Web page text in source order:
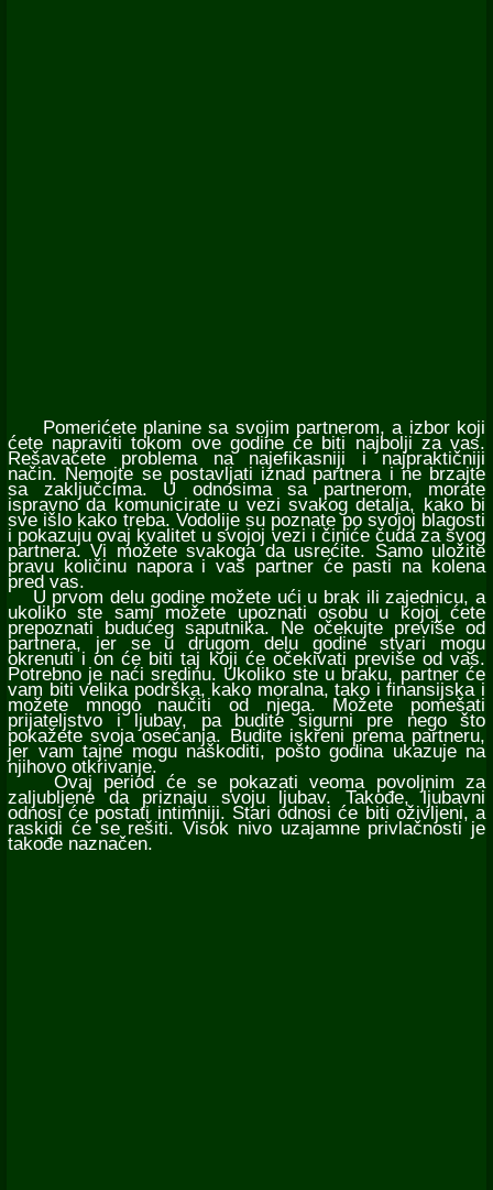
Pomerićete planine sa svojim partnerom, a izbor koji
ćete napraviti tokom ove godine će biti najbolji za vas.
Rešavaćete problema na najefikasniji i najpraktičniji
način. Nemojte se postavljati iznad partnera i ne brzajte
sa zaključcima. U odnosima sa partnerom, morate
ispravno da komunicirate u vezi svakog detalja, kako bi
sve išlo kako treba. Vodolije su poznate po svojoj blagosti
i pokazuju ovaj kvalitet u svojoj vezi i činiće čuda za svog
partnera. Vi možete svakoga da usrećite. Samo uložite
pravu količinu napora i vaš partner će pasti na kolena
pred vas.
U prvom delu godine možete ući u brak ili zajednicu, a
ukoliko ste sami možete upoznati osobu u kojoj ćete
prepoznati budućeg saputnika. Ne očekujte previše od
partnera, jer se u drugom delu godine stvari mogu
okrenuti i on će biti taj koji će očekivati previše od vas.
Potrebno je naći sredinu. Ukoliko ste u braku, partner će
vam biti velika podrška, kako moralna, tako i finansijska i
možete mnogo naučiti od njega. Možete pomešati
prijateljstvo i ljubav, pa budite sigurni pre nego što
pokažete svoja osećanja. Budite iskreni prema partneru,
jer vam tajne mogu naškoditi, pošto godina ukazuje na
njihovo otkrivanje.
Ovaj period će se pokazati veoma povoljnim za
zaljubljene da priznaju svoju ljubav. Takođe, ljubavni
odnosi će postati intimniji. Stari odnosi će biti oživljeni, a
raskidi će se rešiti. Visok nivo uzajamne privlačnosti je
takođe naznačen.